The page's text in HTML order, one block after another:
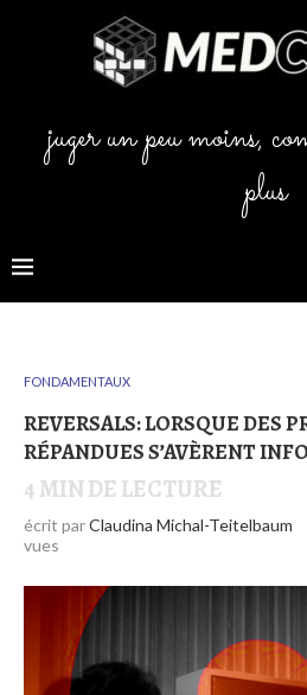
juger un peu moins,
plus
FONDAMENTAUX
REVERSALS: LORSQUE DES
RÉPANDUES S’AVÈRENT
4MIN DE LECTURE
écrit parClaudina Michal-Teitelbaum
vues